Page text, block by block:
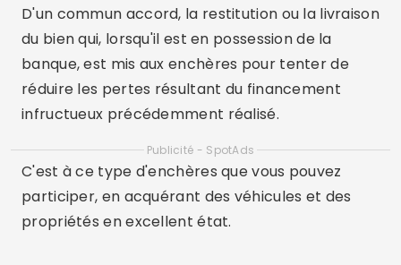
D'un commun accord, la restitution ou la livraison
du bien qui, lorsqu'il est en possession de la
banque, est mis aux enchères pour tenter de
réduire les pertes résultant du financement
infructueux précédemment réalisé.
Publicité - SpotAds
C'est à ce type d'enchères que vous pouvez
participer, en acquérant des véhicules et des
propriétés en excellent état.